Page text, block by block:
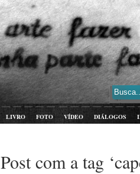
LIVRO FOTO VÍDEO DIÁLOGOS
Post com a tag